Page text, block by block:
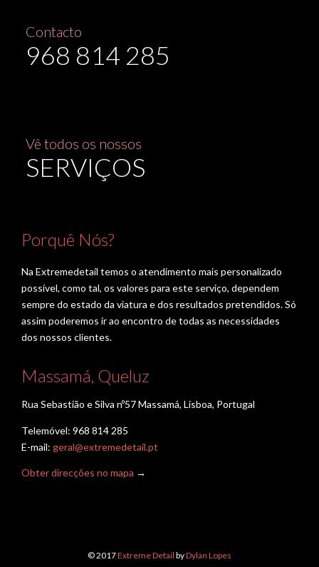
Contacto
968 814 285
Vê todos os nossos
SERVIÇOS
Porquê Nós?
Na Extremedetail temos o atendimento mais personalizado
possível, como tal, os valores para este serviço, dependem
sempre do estado da viatura e dos resultados pretendidos. Só
assim poderemos ir ao encontro de todas as necessidades
dos nossos clientes.
Massamá, Queluz
Rua Sebastião e Silva nº57 Massamá, Lisboa, Portugal
Telemóvel: 968 814 285
E-mail: geral@extremedetail.pt
Obter direcções no mapa →
© 2017Extreme Detail byDylan Lopes